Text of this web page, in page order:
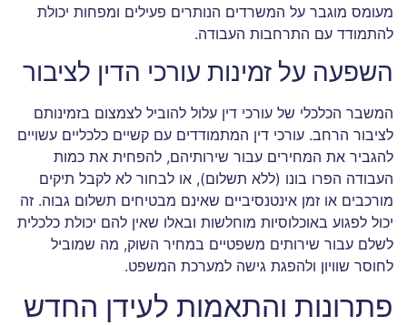
מעומס מוגבר על המשרדים הנותרים פעילים ומפחות יכולת
להתמודד עם התרחבות העבודה.
השפעה על זמינות עורכי הדין לציבור
המשבר הכלכלי של עורכי דין עלול להוביל לצמצום בזמינותם
לציבור הרחב. עורכי דין המתמודדים עם קשיים כלכליים עשויים
להגביר את המחירים עבור שירותיהם, להפחית את כמות
העבודה הפרו בונו (ללא תשלום), או לבחור לא לקבל תיקים
מורכבים או זמן אינטנסיביים שאינם מבטיחים תשלום גבוה. זה
יכול לפגוע באוכלוסיות מוחלשות ובאלו שאין להם יכולת כלכלית
לשלם עבור שירותים משפטיים במחיר השוק, מה שמוביל
לחוסר שוויון ולהפגת גישה למערכת המשפט.
פתרונות והתאמות לעידן החדש